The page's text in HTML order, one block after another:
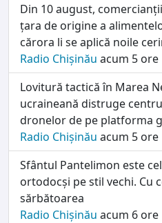
Din 10 august,
țara de origine a
cărora li se aplică noile
Radio Chișinău acum 5 ore
Lovitură tactică în Marea
ucraineană distruge
dronelor de pe platforma
Radio Chișinău acum 5 ore
Sfântul Pantelimon este
ortodocși pe stil vechi. Cu
sărbătoarea
Radio Chișinău acum 6 ore